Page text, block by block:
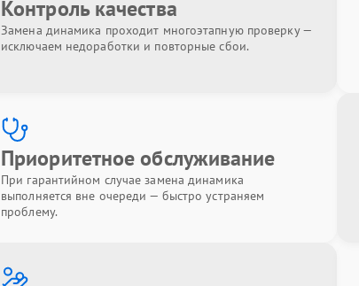
Контроль качества
Замена динамика проходит многоэтапную проверку —
исключаем недоработки и повторные сбои.
Приоритетное обслуживание
При гарантийном случае замена динамика
выполняется вне очереди — быстро устраняем
проблему.